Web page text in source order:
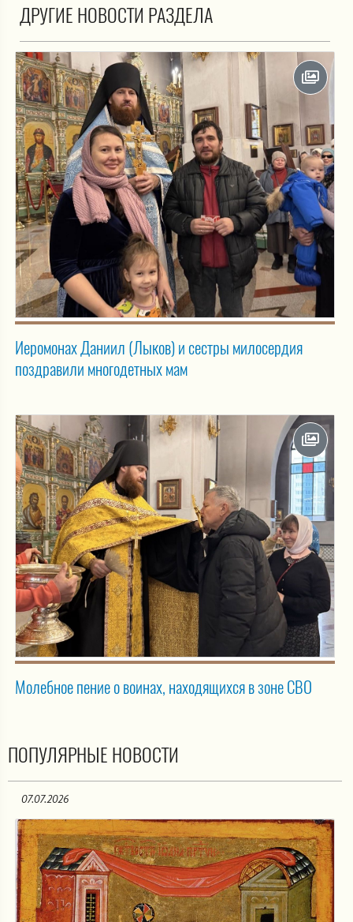
ДРУГИЕ НОВОСТИ РАЗДЕЛА
Иеромонах Даниил (Лыков) и сестры милосердия
поздравили многодетных мам
Молебное пение о воинах, находящихся в зоне СВО
ПОПУЛЯРНЫЕ НОВОСТИ
07.07.2026